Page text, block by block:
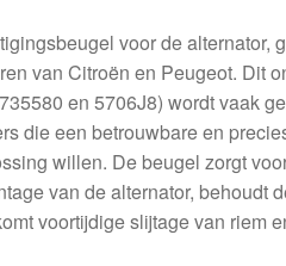
voor de alternator,
van Citroën en Peugeot. Dit
en 5706J8) wordt vaak
die een betrouwbare en
willen. De beugel zorgt
van de alternator, behoudt
voortijdige slijtage van riem